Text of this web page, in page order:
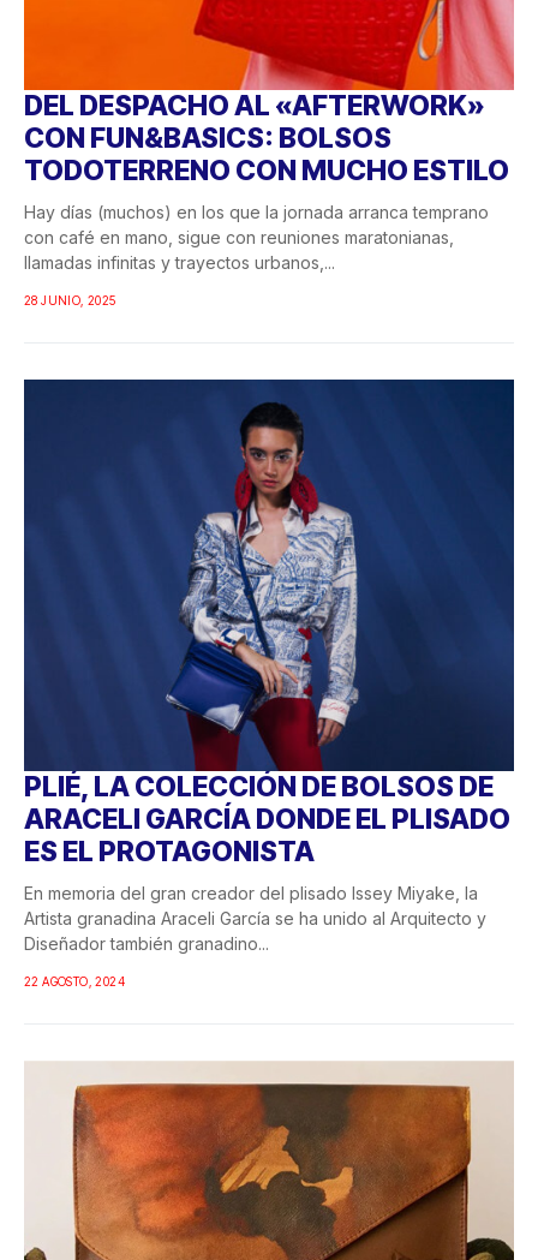
DEL DESPACHO AL «AFTERWORK»
CON FUN&BASICS: BOLSOS
TODOTERRENO CON MUCHO ESTILO
Hay días (muchos) en los que la jornada arranca temprano
con café en mano, sigue con reuniones maratonianas,
llamadas infinitas y trayectos urbanos,...
28 JUNIO, 2025
PLIÉ, LA COLECCIÓN DE BOLSOS DE
ARACELI GARCÍA DONDE EL PLISADO
ES EL PROTAGONISTA
En memoria del gran creador del plisado Issey Miyake, la
Artista granadina Araceli García se ha unido al Arquitecto y
Diseñador también granadino...
22 AGOSTO, 2024